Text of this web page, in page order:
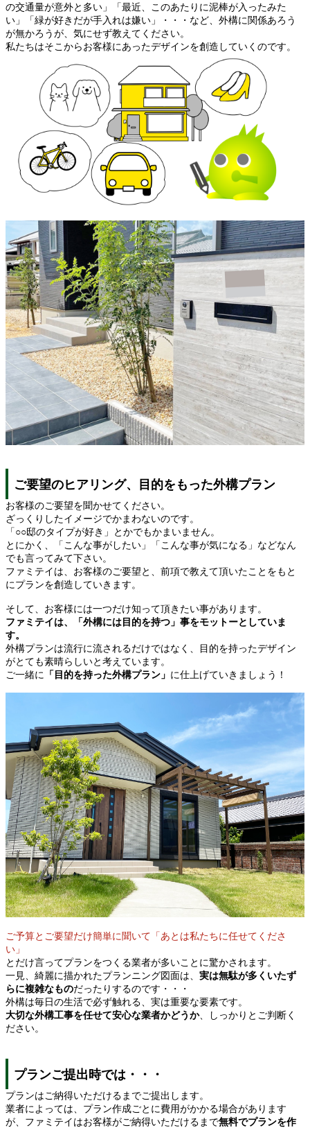
の交通量が意外と多い」「最近、このあたりに泥棒が入ったみた
い」「緑が好きだが手入れは嫌い」・・・など、外構に関係あろう
が無かろうが、気にせず教えてください。
私たちはそこからお客様にあったデザインを創造していくのです。
ご要望のヒアリング、目的をもった外構プラン
お客様のご要望を聞かせてください。
ざっくりしたイメージでかまわないのです。
「○○邸のタイプが好き」とかでもかまいません。
とにかく、「こんな事がしたい」「こんな事が気になる」などなん
でも言ってみて下さい。
ファミテイは、お客様のご要望と、前項で教えて頂いたことをもと
にプランを創造していきます。
そして、お客様には一つだけ知って頂きたい事があります。
ファミテイは、「外構には目的を持つ」事をモットーとしていま
す。
外構プランは流行に流されるだけではなく、目的を持ったデザイン
がとても素晴らしいと考えています。
ご一緒に
「目的を持った外構プラン」 に仕上げていきましょう！
ご予算とご要望だけ簡単に聞いて「あとは私たちに任せてくださ
い」
とだけ言ってプランをつくる業者が多いことに驚かされます。
一見、綺麗に描かれたプランニング図面は、 実は無駄が多くいたず
らに複雑なものだったりするのです・・・
外構は毎日の生活で必ず触れる、実は重要な要素です。
大切な外構工事を任せて安心な業者かどうか、しっかりとご判断く
ださい。
プランご提出時では・・・
プランはご納得いただけるまでご提出します。
業者によっては、プラン作成ごとに費用がかかる場合があります
が、ファミテイはお客様がご納得いただけるまで無料でプランを作